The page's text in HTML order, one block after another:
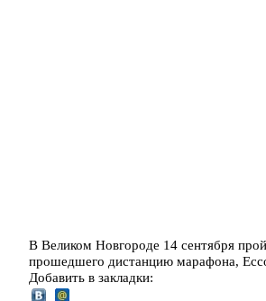
В Великом Новгороде 14 сентября
прошедшего дистанцию марафона,
Добавить в закладки: